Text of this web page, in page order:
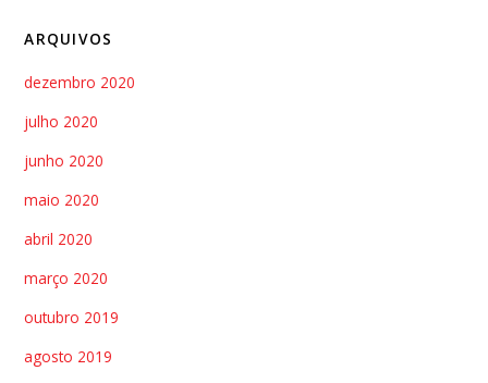
ARQUIVOS
dezembro 2020
julho 2020
junho 2020
maio 2020
abril 2020
março 2020
outubro 2019
agosto 2019